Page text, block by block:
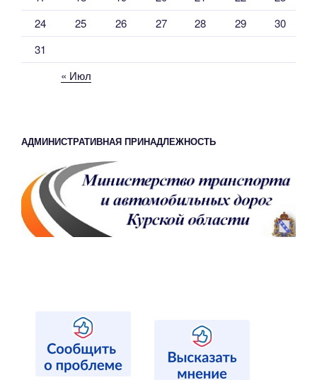
24
25 26 27 28 29
30
31
« Июл
АДМИНИСТРАТИВНАЯ ПРИНАДЛЕЖНОСТЬ